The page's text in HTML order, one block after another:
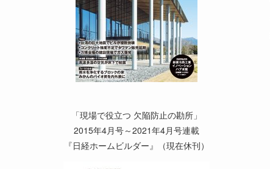
「現場で役立つ 欠陥防止の勘所」
2015年4月号～2021年4月号連載
『日経ホームビルダー』（現在休刊）